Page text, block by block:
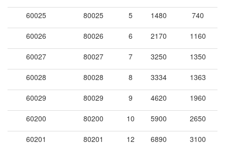
60025 80025 5 1480 740
60026 80026 6 2170 1160
60027 80027 7 3250 1350
60028 80028 8 3334 1363
60029 80029 9 4620 1960
60200 80200 10 5900 2650
60201 80201 12 6890 3100